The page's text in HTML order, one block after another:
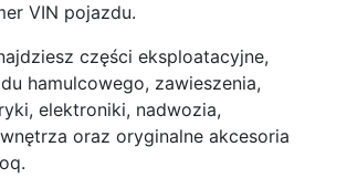
VIN pojazdu.
części eksploatacyjne,
hamulcowego, zawieszenia,
elektroniki, nadwozia,
oraz oryginalne akcesoria